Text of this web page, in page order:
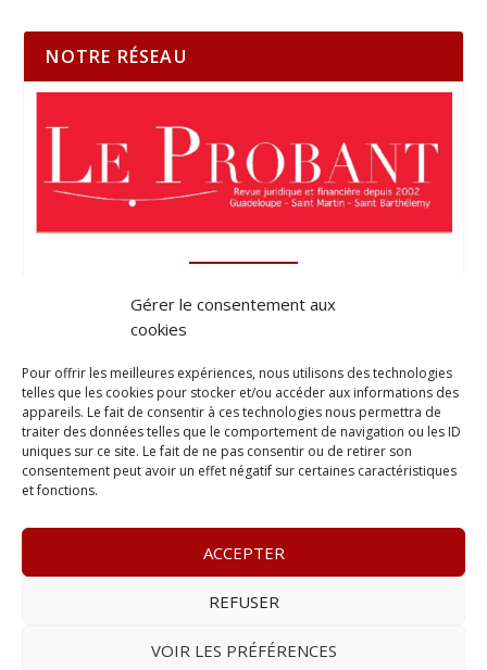
Gérer le consentement aux
cookies
Pour offrir les meilleures expériences, nous utilisons des technologies
telles que les cookies pour stocker et/ou accéder aux informations des
appareils. Le fait de consentir à ces technologies nous permettra de
traiter des données telles que le comportement de navigation ou les ID
uniques sur ce site. Le fait de ne pas consentir ou de retirer son
consentement peut avoir un effet négatif sur certaines caractéristiques
et fonctions.
ACCEPTER
REFUSER
VOIR LES PRÉFÉRENCES
NOTRE RÉSEAU
– www.lapostille.fr –
– E-mail :contact@lapostille.fr–